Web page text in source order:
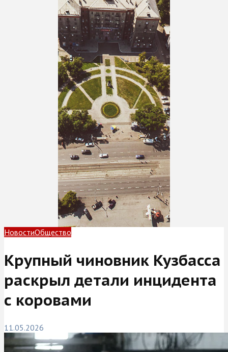
НовостиОбщество
Крупный чиновник Кузбасса
раскрыл детали инцидента
с коровами
11.05.2026